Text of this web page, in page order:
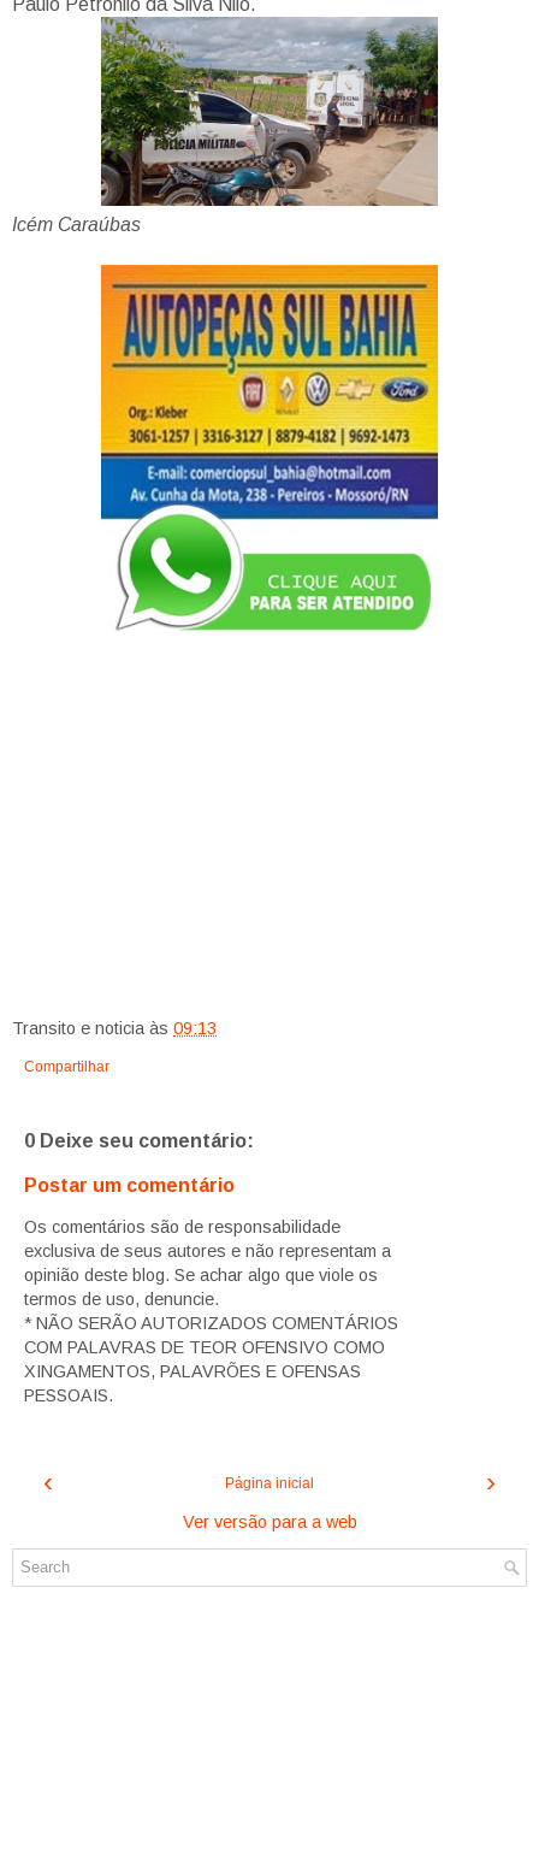
Icém Caraúbas
Transito e noticia às 09:13
Compartilhar
0 Deixe seu comentário:
Postar um comentário
Os comentários são de responsabilidade
exclusiva de seus autores e não representam a
opinião deste blog. Se achar algo que viole os
termos de uso, denuncie.
* NÃO SERÃO AUTORIZADOS COMENTÁRIOS
COM PALAVRAS DE TEOR OFENSIVO COMO
XINGAMENTOS, PALAVRÕES E OFENSAS
PESSOAIS.
‹ ›
Página inicial
Ver versão para a web